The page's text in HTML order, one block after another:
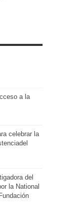
a la
celebrar la
del
la National